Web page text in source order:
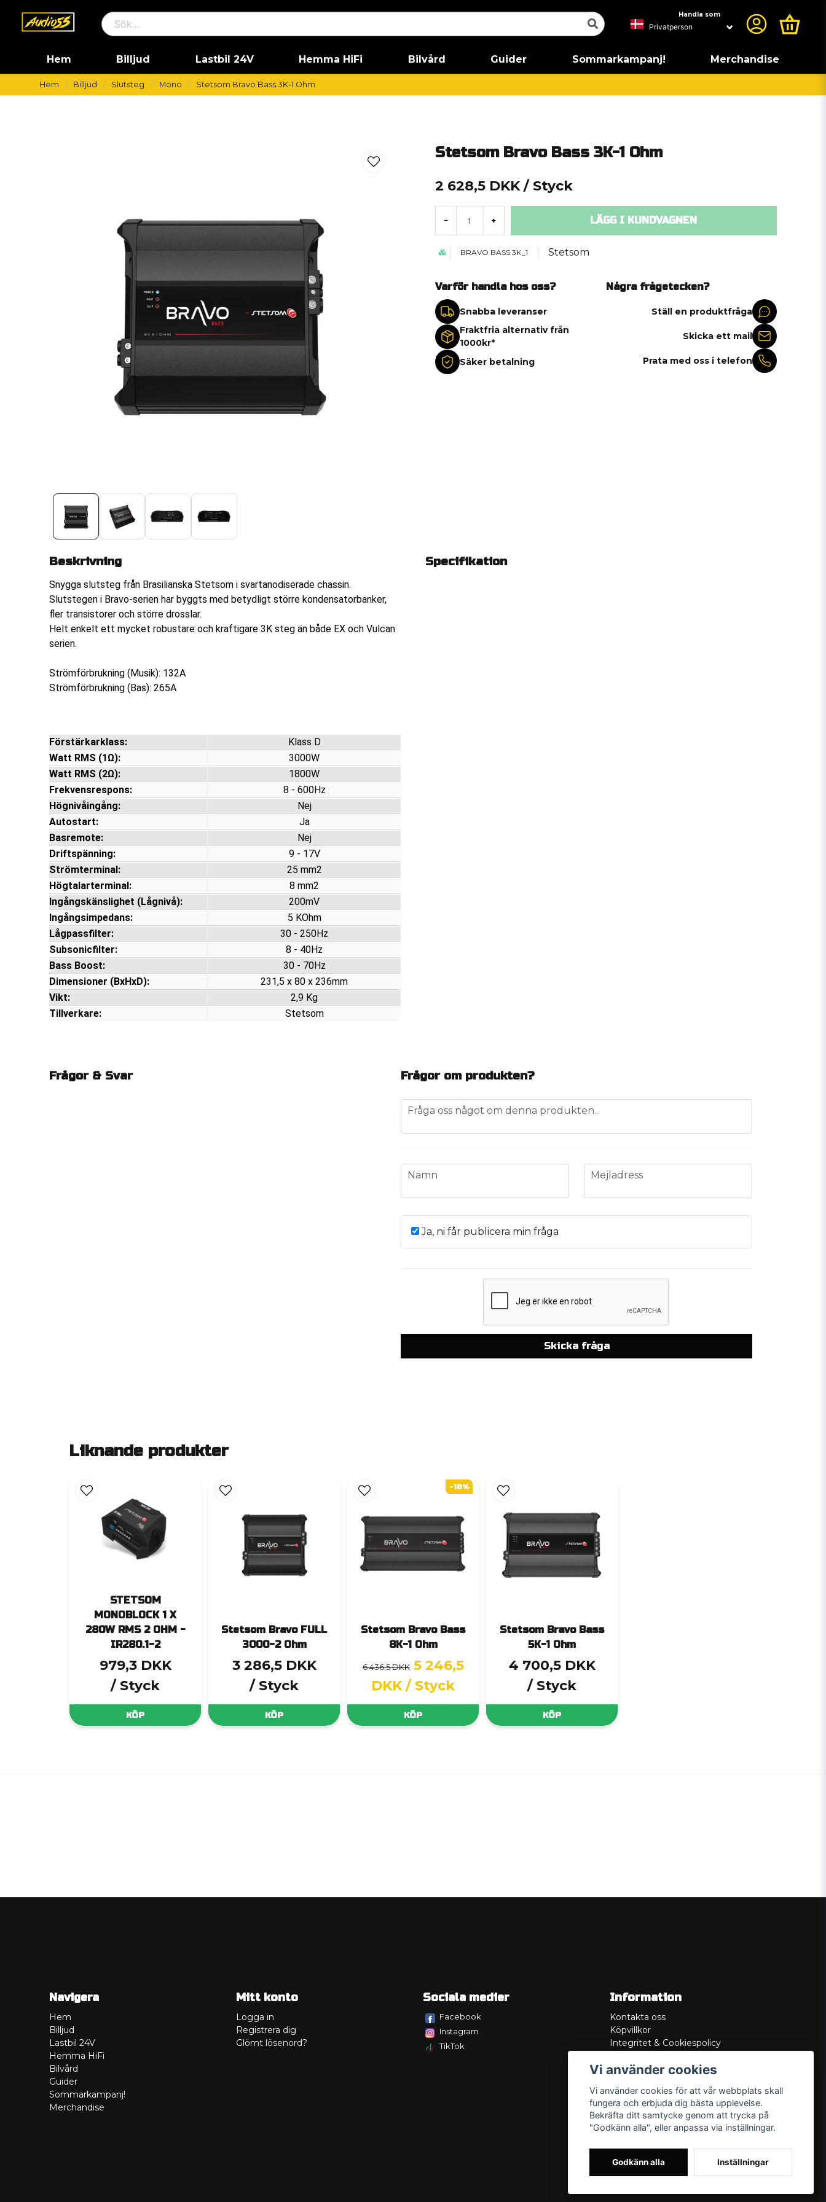
Handla som
Hem Billjud Lastbil 24V Hemma HiFi Bilvård Guider Sommarkampanj! Merchandise
Hem Billjud Slutsteg Mono Stetsom Bravo Bass 3K-1 Ohm
Stetsom Bravo Bass 3K-1 Ohm
2 628,5 DKK / Styck
- + LÄGG I KUNDVAGNEN
BRAVO BASS 3K_1 Stetsom
Varför handla hos oss?
Snabba leveranser
Fraktfria alternativ från
1000kr*
Säker betalning
Några frågetecken?
Ställ en produktfråga
Skicka ett mail
Prata med oss i telefon
Beskrivning
Snygga slutsteg från Brasilianska Stetsom i svartanodiserade chassin.
Slutstegen i Bravo-serien har byggts med betydligt större kondensatorbanker,
fler transistorer och större drosslar.
Helt enkelt ett mycket robustare och kraftigare 3K steg än både EX och Vulcan
serien.
Strömförbrukning (Musik): 132A
Strömförbrukning (Bas): 265A
Förstärkarklass:
Klass D
Watt RMS (1Ω):
3000W
Watt RMS (2Ω):
1800W
Frekvensrespons:
8 - 600Hz
Högnivåingång:
Nej
Autostart:
Ja
Basremote:
Nej
Driftspänning:
9 - 17V
Strömterminal:
25 mm2
Högtalarterminal:
8 mm2
Ingångskänslighet (Lågnivå):
200mV
Ingångsimpedans:
5 KOhm
Lågpassfilter:
30 - 250Hz
Subsonicfilter:
8 - 40Hz
Bass Boost:
30 - 70Hz
Dimensioner (BxHxD):
231,5 x 80 x 236mm
Vikt:
2,9 Kg
Tillverkare:
Stetsom
Specifikation
Frågor & Svar Frågor om produkten?
question
Fråga oss något om denna produkten...
name
Namn email
Mejladress
Ja, ni får publicera min fråga
Skicka fråga
Liknande produkter
STETSOM
MONOBLOCK 1 X
280W RMS 2 OHM -
IR280.1-2
979,3 DKK
/ Styck
KÖP
Stetsom Bravo FULL
3000-2 Ohm
3 286,5 DKK
/ Styck
KÖP
Stetsom Bravo Bass
8K-1 Ohm
6 436,5 DKK 5 246,5
DKK / Styck
KÖP
-18%
Stetsom Bravo Bass
5K-1 Ohm
4 700,5 DKK
/ Styck
KÖP
Navigera
Hem
Billjud
Lastbil 24V
Hemma HiFi
Bilvård
Guider
Sommarkampanj!
Merchandise
Mitt konto
Logga in
Registrera dig
Glömt lösenord?
Sociala medier
Facebook
Instagram
TikTok
Information
Kontakta oss
Köpvillkor
Integritet & Cookiespolicy
Service/Garanti
Lådritning
Om oss
Vi använder cookies
Vi använder cookies för att vår webbplats skall
fungera och erbjuda dig bästa upplevelse.
Bekräfta ditt samtycke genom att trycka på
"Godkänn alla", eller anpassa via inställningar.
Godkänn alla Inställningar